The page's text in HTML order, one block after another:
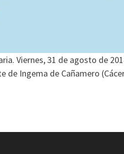
Viernes, 31 de agosto de
de Ingema de Cañamero